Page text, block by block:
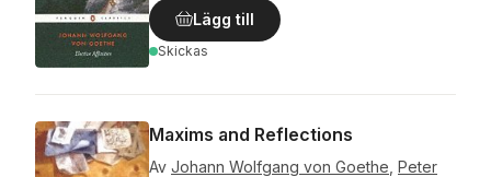
Lägg till
Skickas
Maxims and Reflections
Av Johann Wolfgang von Goethe Peter